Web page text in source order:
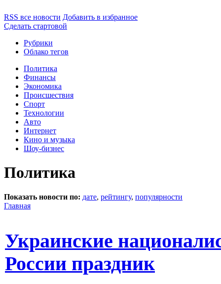
RSS все новости Добавить в избранное
Сделать стартовой
Рубрики
Облако тегов
Политика
Финансы
Экономика
Происшествия
Спорт
Технологии
Авто
Интернет
Кино и музыка
Шоу-бизнес
Политика
Показать новости по: дате, рейтингу, популярности
Главная
Украинские
России праздник